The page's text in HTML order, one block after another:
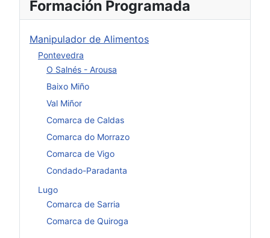
Formación Programada
Manipulador de Alimentos
Pontevedra
O Salnés - Arousa
Baixo Miño
Val Miñor
Comarca de Caldas
Comarca do Morrazo
Comarca de Vigo
Condado-Paradanta
Lugo
Comarca de Sarria
Comarca de Quiroga